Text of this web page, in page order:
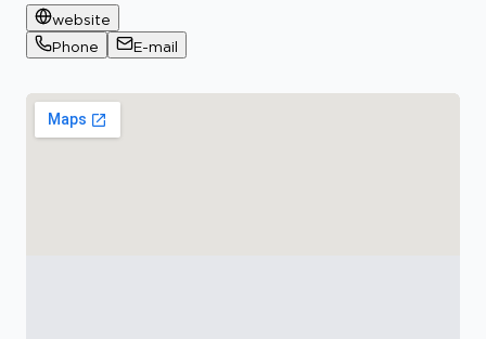
website
Phone
E-mail